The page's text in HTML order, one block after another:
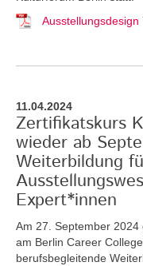
Ausstellungsdesign
11.04.2024
Zertifikatskurs
wieder ab
Weiterbildung
Expert*innen
Am 27. September
am Berlin Career
berufsbegleitende